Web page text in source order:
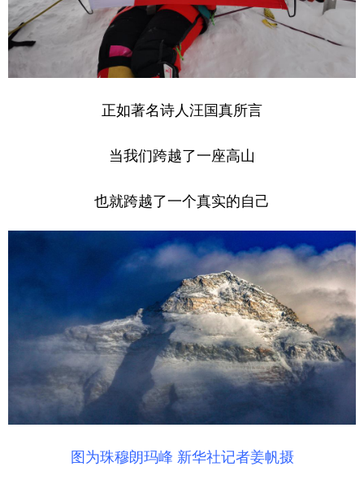
正如著名诗人汪国真所言
当我们跨越了一座高山
也就跨越了一个真实的自己
图为珠穆朗玛峰 新华社记者姜帆摄